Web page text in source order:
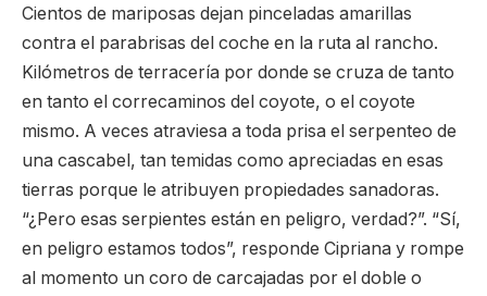
Cientos de mariposas dejan pinceladas amarillas
contra el parabrisas del coche en la ruta al rancho.
Kilómetros de terracería por donde se cruza de tanto
en tanto el correcaminos del coyote, o el coyote
mismo. A veces atraviesa a toda prisa el serpenteo de
una cascabel, tan temidas como apreciadas en esas
tierras porque le atribuyen propiedades sanadoras.
“¿Pero esas serpientes están en peligro, verdad?”. “Sí,
en peligro estamos todos”, responde Cipriana y rompe
al momento un coro de carcajadas por el doble o